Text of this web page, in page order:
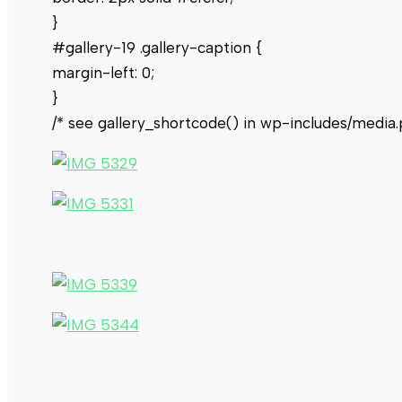
}
#gallery-19 .gallery-caption {
margin-left: 0;
}
/* see gallery_shortcode() in wp-includes/